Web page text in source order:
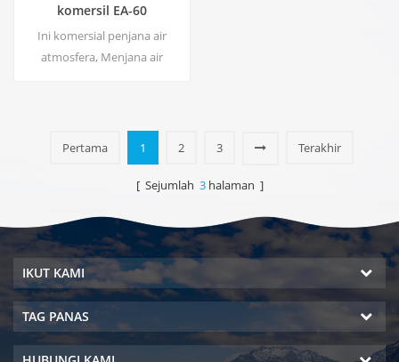
komersil EA-60
Ini komersial penjana air
atmosfera, Menjana air
Pertama
1 2 3 Terakhir
[ Sejumlah 3halaman ]
IKUT KAMI
TAG PANAS